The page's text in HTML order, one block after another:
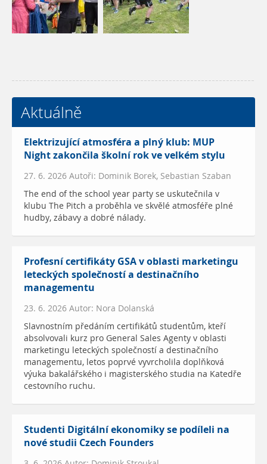
Aktuálně
Elektrizující atmosféra a plný klub: MUP
Night zakončila školní rok ve velkém stylu
27. 6. 2026 Autoři: Dominik Borek, Sebastian Szaban
The end of the school year party se uskutečnila v
klubu The Pitch a proběhla ve skvělé atmosféře plné
hudby, zábavy a dobré nálady.
Profesní certifikáty GSA v oblasti marketingu
leteckých společností a destinačního
managementu
23. 6. 2026 Autor: Nora Dolanská
Slavnostním předáním certifikátů studentům, kteří
absolvovali kurz pro General Sales Agenty v oblasti
marketingu leteckých společností a destinačního
managementu, letos poprvé vyvrcholila doplňková
výuka bakalářského i magisterského studia na Katedře
cestovního ruchu.
Studenti Digitální ekonomiky se podíleli na
nové studii Czech Founders